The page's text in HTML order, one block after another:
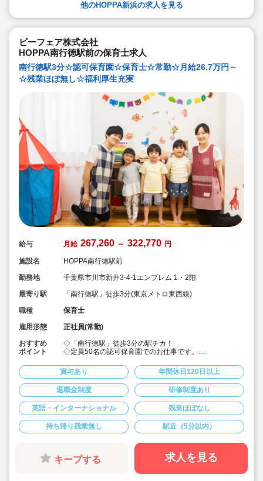
他のHOPPA新浜の求人を見る
ビーフェア株式会社
HOPPA南行徳駅前の保育士求人
南行徳駅3分☆認可保育園☆保育士☆常勤☆月給26.7万円～
☆残業ほぼ無し☆福利厚生充実
給与 月給 267,260 ～ 322,770 円
施設名
HOPPA南行徳駅前
勤務地
千葉県市川市新井3-4-1エンブレム 1・2階
最寄り駅
「南行徳駅」徒歩3分(東京メトロ東西線)
職種
保育士
雇用形態
正社員(常勤)
おすすめ
ポイント
◇「南行徳駅」徒歩3分の駅チカ！
◇定員50名の認可保育園でのお仕事です。
◇保育士3年目で年収415万円など！給与が高水準♪
◇残業ほぼ無し＆持ち帰り仕事なし！
◇借上げ社宅利用可☆引っ越し代援助10万円 + 敷金礼金
の一定額補助あり♪
◇年間休日120日以上/有給休暇推進/時短勤務制度あり(お
子様が6年生になるまで)
◇男女問わず子育て参加できるよう、職員のための環境
作りに力を入れています◎
◇ネイティブ講師と一緒に、英語のお歌を歌ったり、英
語の絵本の読み聞かせに耳を傾けたり。生の英語にふれ
◇アットホームな保育園です。保育園を子ども達の笑顔
あふれる園にしていきましょう！
賞与あり 年間休日120日以上
退職金制度 研修制度あり
英語・インターナショナル 残業ほぼなし
持ち帰り残業無し 駅近（5分以内）
キープする 求人を見る